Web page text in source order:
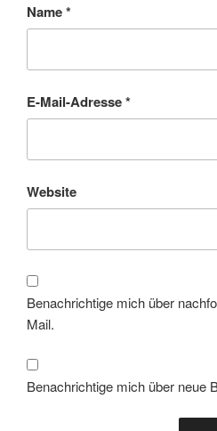
Name*
E-Mail-Adresse*
Website
Benachrichtige mich über
Mail.
Benachrichtige mich über neue